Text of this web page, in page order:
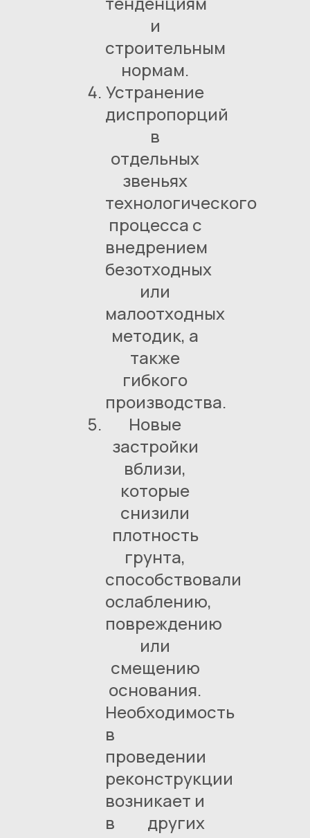
и
строительным
нормам.
Устранение
диспропорций
в
отдельных
звеньях
технологического
процесса с
внедрением
безотходных
или
малоотходных
методик, а
также
гибкого
производства.
Новые
застройки
вблизи,
которые
снизили
плотность
грунта,
способствовали
ослаблению,
повреждению
или
смещению
основания.
Необходимость
в
проведении
реконструкции
возникает и
в других